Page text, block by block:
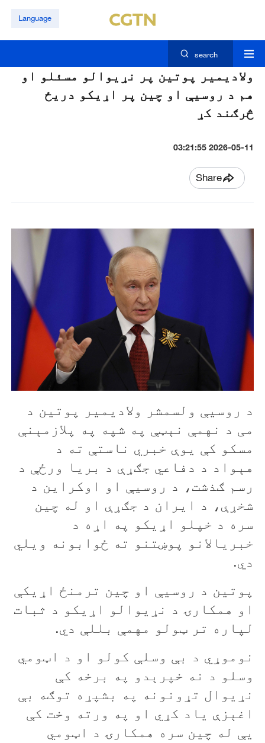
Language
search
ولاديمير پوتين پر نړیوالو مسئلو او
هم د روسيې او چین پر اړيکو دريځ
څرګند کړ
2026-05-11 03:21:55
Share
د روسيې ولسمشر ولاديمير پوتين د
می د نهمې نېټې په شپه په پلازمېنې
مسکو کې يوې خبري ناستې ته د
هېواد د دفاعي جګړې د بريا ورځې د
رسم ګذشت، د روسيې او اوکراين د
شخړې، د ايران د جګړې او له چين
سره د خپلو اړيکو په اړه د
خبريالانو پوښتنو ته ځوابونه ويلي
دي.
پوتين د روسيې او چين ترمنځ اړيکې
او همکارۍ د نړيوالو اړيکو د ثبات
لپاره تر ټولو مهمې بللې دي.
نوموړي د بې وسلې کولو او د اټومي
وسلو د نه خپرېدو په برخه کې
نړیوال تړونونه په بشپړه توګه بې
اغېزې ياد کړي او په ورته وخت کې
يې له چین سره همکارۍ د اټومي